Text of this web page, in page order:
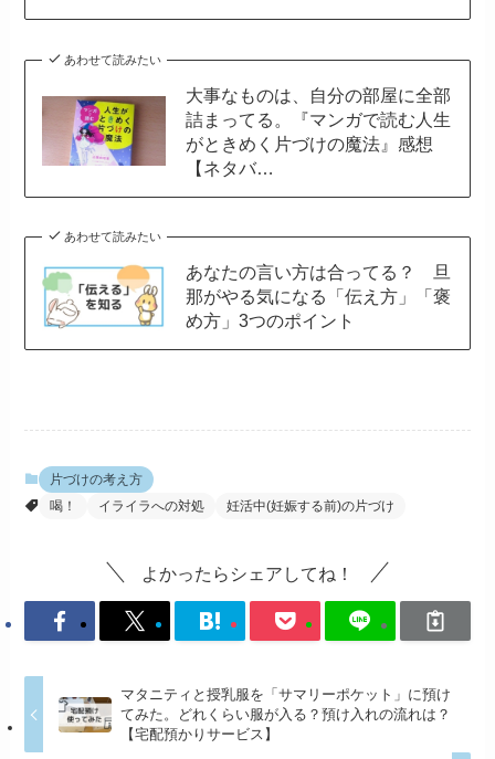
あわせて読みたい
大事なものは、自分の部屋に全部
詰まってる。『マンガで読む人生
がときめく片づけの魔法』感想
【ネタバ…
あわせて読みたい
あなたの言い方は合ってる？ 旦
那がやる気になる「伝え方」「褒
め方」3つのポイント
片づけの考え方
喝！
イライラへの対処 妊活中(妊娠する前)の片づけ
よかったらシェアしてね！
マタニティと授乳服を「サマリーポケット」に預け
てみた。どれくらい服が入る？預け入れの流れは？
【宅配預かりサービス】